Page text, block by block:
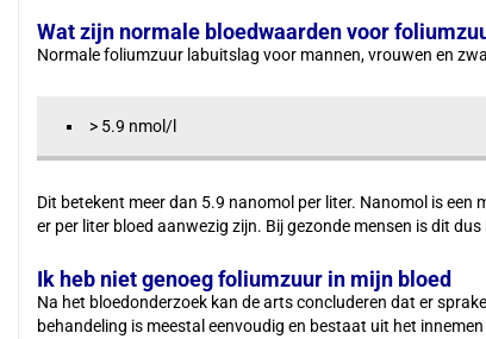
Wat zijn normale bloedwaarden voor
Normale foliumzuur labuitslag voor mannen, vrouwen en
> 5.9 nmol/l
Dit betekent meer dan 5.9 nanomol per liter. Nanomol is
er per liter bloed aanwezig zijn. Bij gezonde mensen is dit dus
Ik heb niet genoeg foliumzuur in mijn bloed
Na het bloedonderzoek kan de arts concluderen dat er
behandeling is meestal eenvoudig en bestaat uit het